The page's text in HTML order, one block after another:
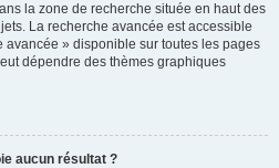
la zone de recherche située en haut des
La recherche avancée est accessible
» disponible sur toutes les pages
dépendre des thèmes graphiques
aucun résultat ?